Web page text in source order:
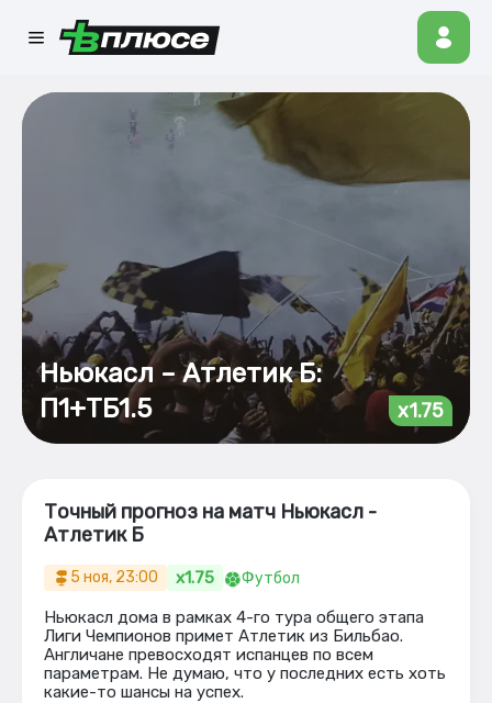
Ньюкасл – Атлетик Б:
П1+ТБ1.5
x1.75
Точный прогноз на матч Ньюкасл -
Атлетик Б
5 ноя, 23:00 x1.75 Футбол
Ньюкасл дома в рамках 4-го тура общего этапа
Лиги Чемпионов примет Атлетик из Бильбао.
Англичане превосходят испанцев по всем
параметрам. Не думаю, что у последних есть хоть
какие-то шансы на успех.